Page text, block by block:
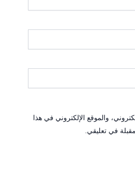
والموقع الإلكتروني في هذا
في تعليقي.